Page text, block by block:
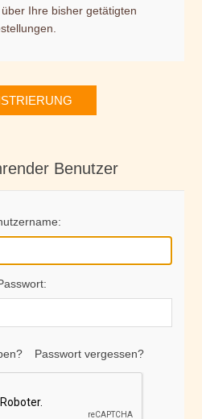
Ihre bisher getätigten
Benutzer
Passwort vergessen?